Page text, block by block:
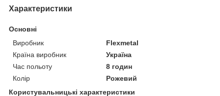
Характеристики
Основні
Виробник
Flexmetal
Країна виробник
Україна
Час польоту
8 годин
Колір
Рожевий
Користувальницькі характеристики